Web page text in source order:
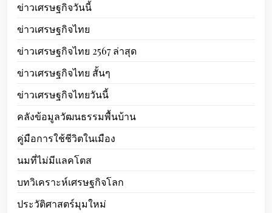
ข่าวเศรษฐกิจวันนี้
ข่าวเศรษฐกิจไทย
ข่าวเศรษฐกิจไทย 2567 ล่าสุด
ข่าวเศรษฐกิจไทย สั้นๆ
ข่าวเศรษฐกิจไทยวันนี้
คลังข้อมูลวัฒนธรรมพื้นบ้าน
คู่มือการใช้ชีวิตในเมือง
นมที่ไม่มีแลคโตส
บทวิเคราะห์เศรษฐกิจโลก
ประวัติศาสตร์มุมใหม่